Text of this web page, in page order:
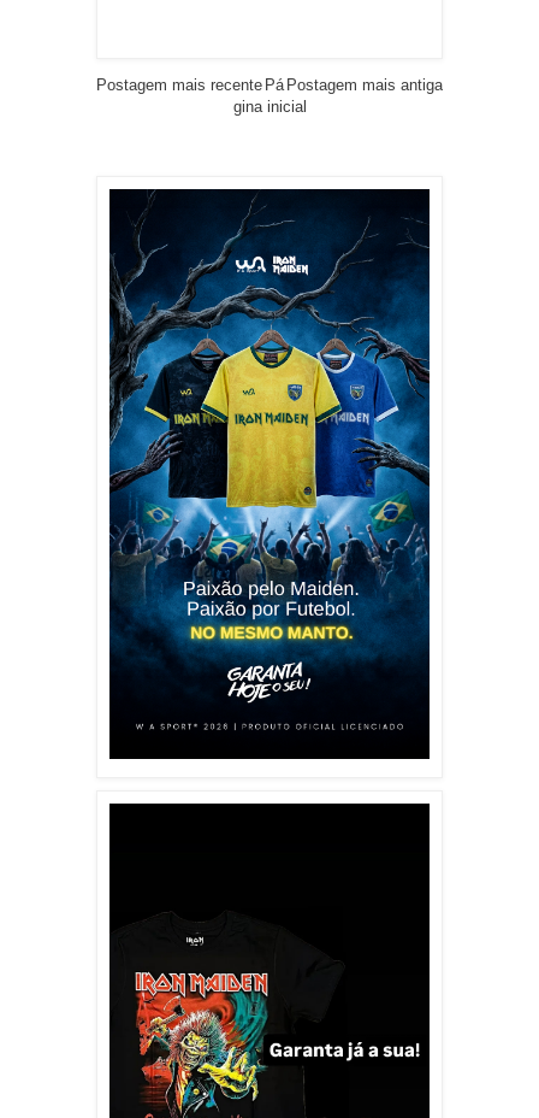
Postagem mais recente Postagem mais antiga
Pá
gina inicial